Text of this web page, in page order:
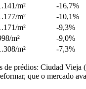
m²
-16,7%
m²
-10,1%
m²
-9,3%
m²
-9,0%
m² -7,3%
de prédios: Ciudad
que o mercado